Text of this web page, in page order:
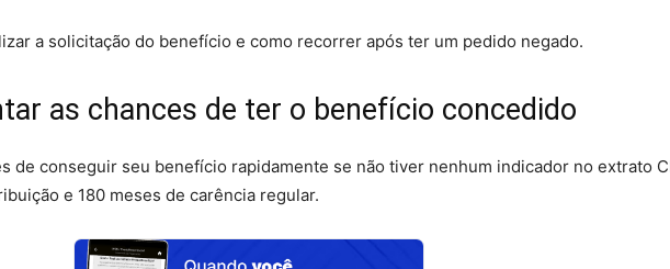
a solicitação do benefício e como recorrer após ter um pedido negado.
as chances de ter o benefício concedido
de conseguir seu benefício rapidamente se não tiver nenhum indicador no extrato
e 180 meses de carência regular.